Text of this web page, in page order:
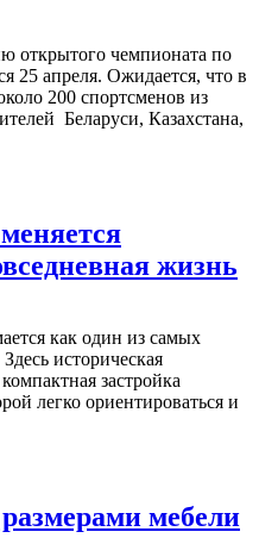
открытого чемпионата по
25 апреля. Ожидается, что в
200 спортсменов из
Беларуси, Казахстана,
жизнь
как один из самых
историческая
застройка
легко ориентироваться и
мебели